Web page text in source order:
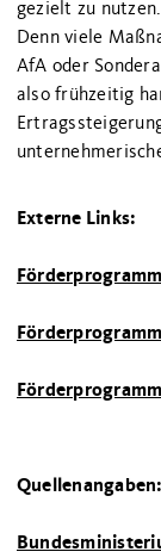
gezielt zu nutzen.
Denn viele
AfA oder
also frühzeitig
Externe Links:
Quellenangaben: